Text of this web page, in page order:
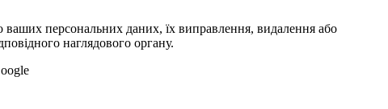
ваших персональних даних, їх виправлення, видалення або
наглядового органу.